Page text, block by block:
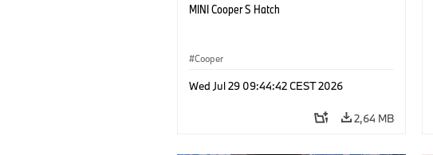
MINI Cooper S Hatch
Cooper
Wed Jul 29 09:44:42 CEST 2026
2,64 MB